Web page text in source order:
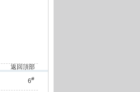
返回頂部
6#